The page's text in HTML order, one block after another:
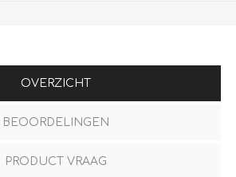
OVERZICHT
BEOORDELINGEN
PRODUCT VRAAG